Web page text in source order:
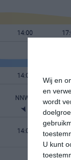
Wij en
en
wordt
U kunt
14:00
14:00
NNW 4
14:00